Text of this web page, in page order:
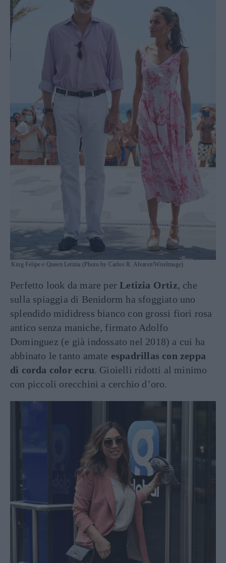
King Felipe e Queen Letizia (Photo by Carlos R. Alvarez/WireImage)
Perfetto look da mare perLetizia Ortiz, che
sulla spiaggia di Benidorm ha sfoggiato uno
splendido mididress bianco con grossi fiori rosa
antico senza maniche, firmato Adolfo
Dominguez (e già indossato nel 2018) a cui ha
abbinato le tanto amate espadrillas con zeppa
di corda color ecru. Gioielli ridotti al minimo
con piccoli orecchini a cerchio d’oro.